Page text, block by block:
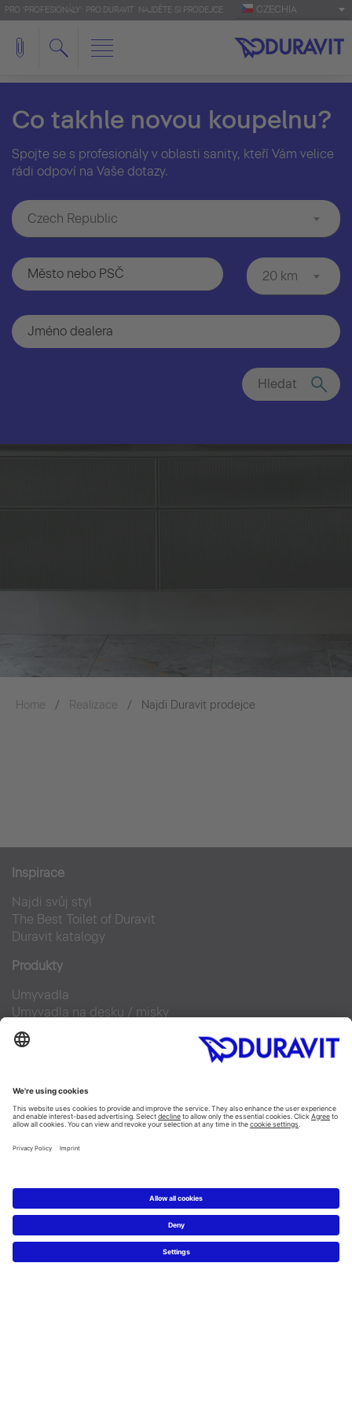
PRO 'PROFESIONÁLY': PRO.DURAVIT NAJDĚTE SI PRODEJCE CZECHIA
Co takhle novou koupelnu?
Spojte se s profesionály v oblasti sanity, kteří Vám velice
rádi odpoví na Vaše dotazy.
Czech Republic
20 km
Hledat
Home Realizace Najdi Duravit prodejce
Inspirace
Najdi svůj styl
The Best Toilet of Duravit
Duravit katalogy
Produkty
Umyvadla
Umyvadla na desku / misky
Klozety pro SensoWash®
Doplňky
Plánování
Plánovač koupelen
Servis
Novinky & tiskové zprávy
Designové fotky